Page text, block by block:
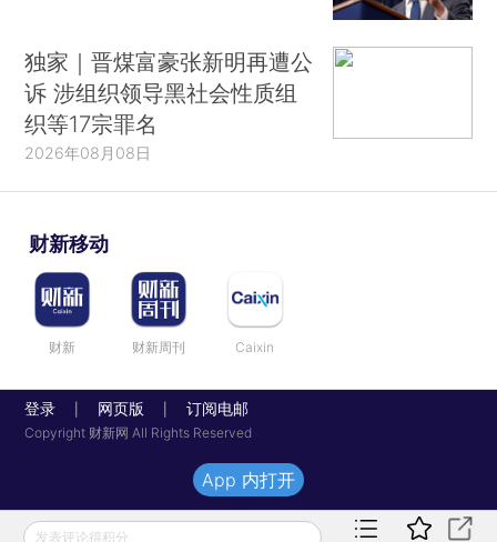
独家｜晋煤富豪张新明再遭公
诉 涉组织领导黑社会性质组
织等17宗罪名
2026年08月08日
财新移动
财新 财新周刊 Caixin
登录 网页版 订阅电邮
Copyright 财新网 All Rights Reserved
发表评论得积分
App 内打开